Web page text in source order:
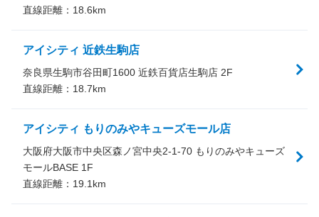
直線距離： 18.6km
アイシティ 近鉄生駒店
奈良県生駒市谷田町1600 近鉄百貨店生駒店 2F
直線距離： 18.7km
アイシティ もりのみやキューズモール店
大阪府大阪市中央区森ノ宮中央2-1-70 もりのみやキューズ
モールBASE 1F
直線距離： 19.1 km